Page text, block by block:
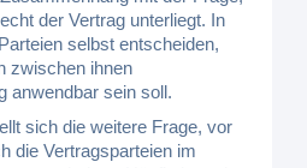
der Vertrag unterliegt. In
selbst entscheiden,
zwischen ihnen
anwendbar sein soll.
sich die weitere Frage, vor
die Vertragsparteien im